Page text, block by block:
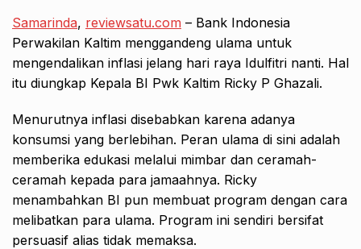
Samarinda, reviewsatu.com – Bank Indonesia
Perwakilan Kaltim menggandeng ulama untuk
mengendalikan inflasi jelang hari raya Idulfitri nanti. Hal
itu diungkap Kepala BI Pwk Kaltim Ricky P Ghazali.
Menurutnya inflasi disebabkan karena adanya
konsumsi yang berlebihan. Peran ulama di sini adalah
memberika edukasi melalui mimbar dan ceramah-
ceramah kepada para jamaahnya. Ricky
menambahkan BI pun membuat program dengan cara
melibatkan para ulama. Program ini sendiri bersifat
persuasif alias tidak memaksa.